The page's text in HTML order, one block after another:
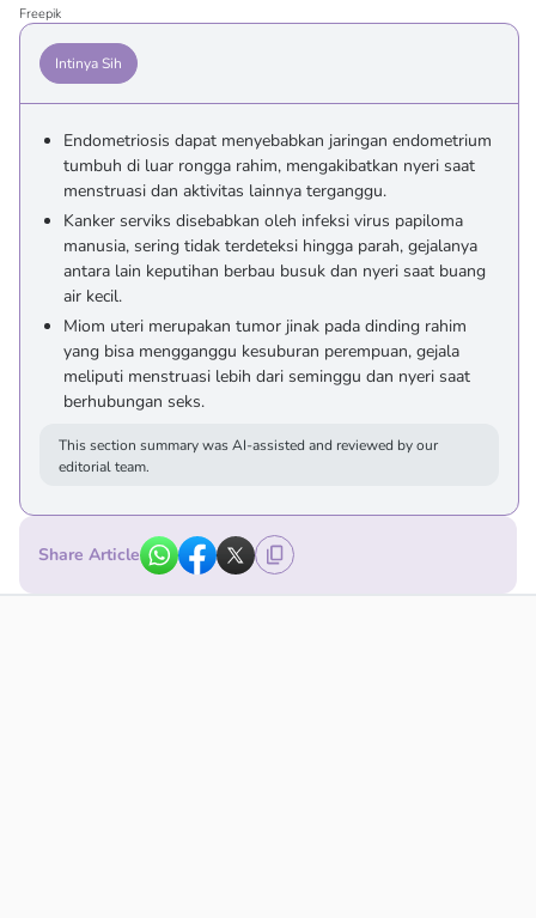
Freepik
Intinya Sih
Endometriosis dapat menyebabkan jaringan endometrium
tumbuh di luar rongga rahim, mengakibatkan nyeri saat
menstruasi dan aktivitas lainnya terganggu.
Kanker serviks disebabkan oleh infeksi virus papiloma
manusia, sering tidak terdeteksi hingga parah, gejalanya
antara lain keputihan berbau busuk dan nyeri saat buang
air kecil.
Miom uteri merupakan tumor jinak pada dinding rahim
yang bisa mengganggu kesuburan perempuan, gejala
meliputi menstruasi lebih dari seminggu dan nyeri saat
berhubungan seks.
This section summary was AI-assisted and reviewed by our
editorial team.
Share Article